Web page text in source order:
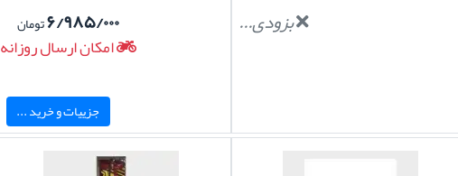
بزودی... ۶/۹۸۵/۰۰۰تومان
امکان ارسال روزانه
جزییات و خرید ...